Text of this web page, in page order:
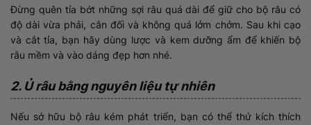
Đừng quên tỉa bớt những sợi râu quá dài để giữ cho bộ râu có
độ dài vừa phải, cân đối và không quá lởm chởm. Sau khi cạo
và cắt tỉa, bạn hãy dùng lược và kem dưỡng ẩm để khiến bộ
râu mềm và vào dáng đẹp hơn nhé.
2. Ủ râu bằng nguyên liệu tự nhiên
Nếu sở hữu bộ râu kém phát triển, bạn có thể thử kích thích